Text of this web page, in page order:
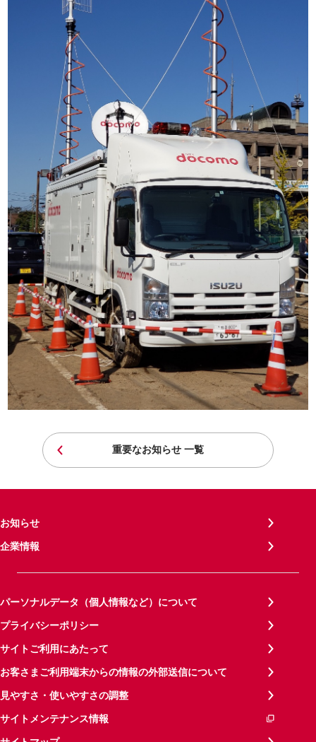
重要なお知らせ 一覧
お知らせ
企業情報
パーソナルデータ（個人情報など）について
プライバシーポリシー
サイトご利用にあたって
お客さまご利用端末からの情報の外部送信について
見やすさ・使いやすさの調整
サイトメンテナンス情報